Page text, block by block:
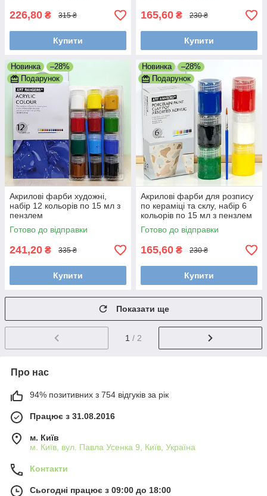
226,80 ₴ 315 ₴
Купити
165,60 ₴ 230 ₴
Купити
Новинка
–28%
Подарунок
Акрилові фарби художні,
набір 12 кольорів по 15 мл з
пензлем
Готово до відправки
241,20 ₴ 335 ₴
Купити
Новинка
–28%
Подарунок
Акрилові фарби для розпису
по кераміці та склу, набір 6
кольорів по 15 мл з пензлем
Готово до відправки
165,60 ₴ 230 ₴
Купити
Показати ще
1 / 2
Про нас
94% позитивних з 754 відгуків за рік
Працює з 31.08.2016
м. Київ
м. Київ, вул. Павла Усенка 9, Київ, Україна
Контакти
Сьогодні працює з 09:00 до 18:00